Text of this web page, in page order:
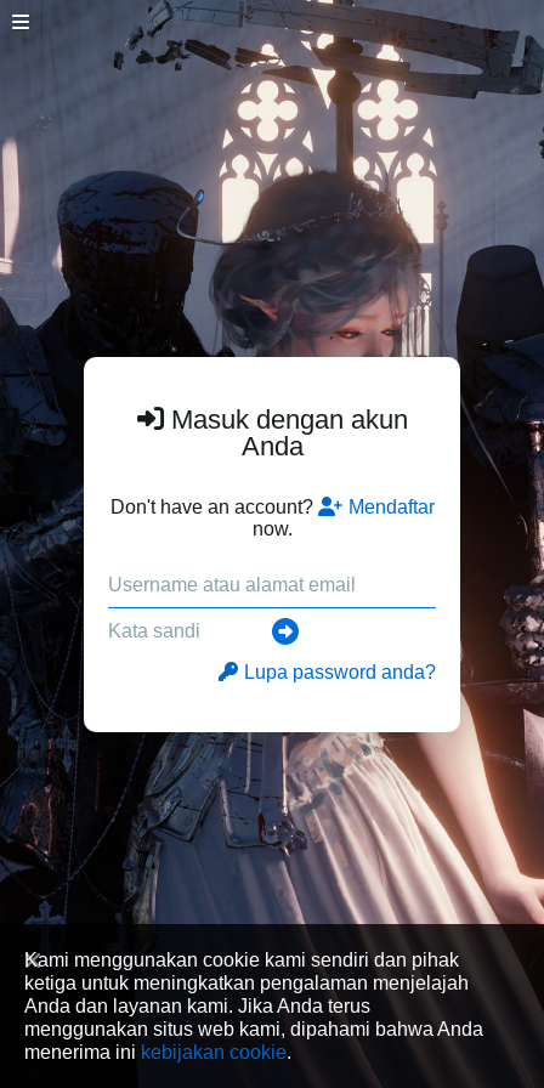
Masuk dengan akun
Anda
Don't have an account?
Mendaftar
now.
Lupa password anda?
Kami menggunakan cookie kami sendiri dan pihak
ketiga untuk meningkatkan pengalaman menjelajah
Anda dan layanan kami. Jika Anda terus
menggunakan situs web kami, dipahami bahwa Anda
menerima ini kebijakan cookie.